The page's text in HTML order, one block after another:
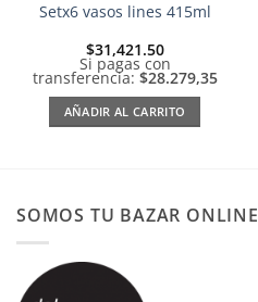
Setx6 vasos lines 415ml
$31,421.50
Si pagas con
transferencia: $28.279,35
AÑADIR AL CARRITO
SOMOS TU BAZAR ONLINE